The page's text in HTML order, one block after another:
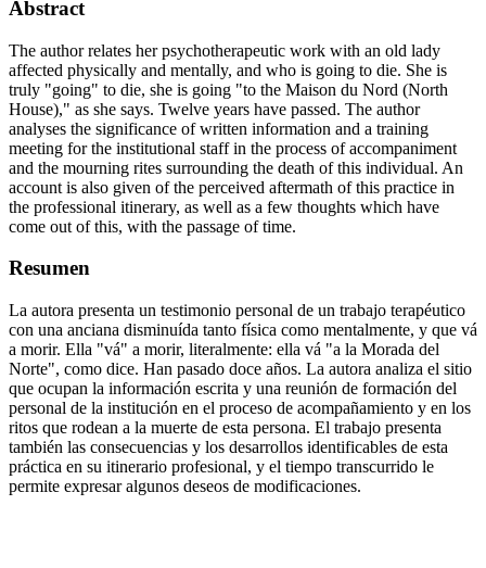
Abstract
The author relates her psychotherapeutic work with an old lady
affected physically and mentally, and who is going to die. She is
truly "going" to die, she is going "to the Maison du Nord (North
House)," as she says. Twelve years have passed. The author
analyses the significance of written information and a training
meeting for the institutional staff in the process of accompaniment
and the mourning rites surrounding the death of this individual. An
account is also given of the perceived aftermath of this practice in
the professional itinerary, as well as a few thoughts which have
come out of this, with the passage of time.
Resumen
La autora presenta un testimonio personal de un trabajo terapéutico
con una anciana disminuída tanto física como mentalmente, y que vá
a morir. Ella "vá" a morir, literalmente: ella vá "a la Morada del
Norte", como dice. Han pasado doce años. La autora analiza el sitio
que ocupan la información escrita y una reunión de formación del
personal de la institución en el proceso de acompañamiento y en los
ritos que rodean a la muerte de esta persona. El trabajo presenta
también las consecuencias y los desarrollos identificables de esta
práctica en su itinerario profesional, y el tiempo transcurrido le
permite expresar algunos deseos de modificaciones.